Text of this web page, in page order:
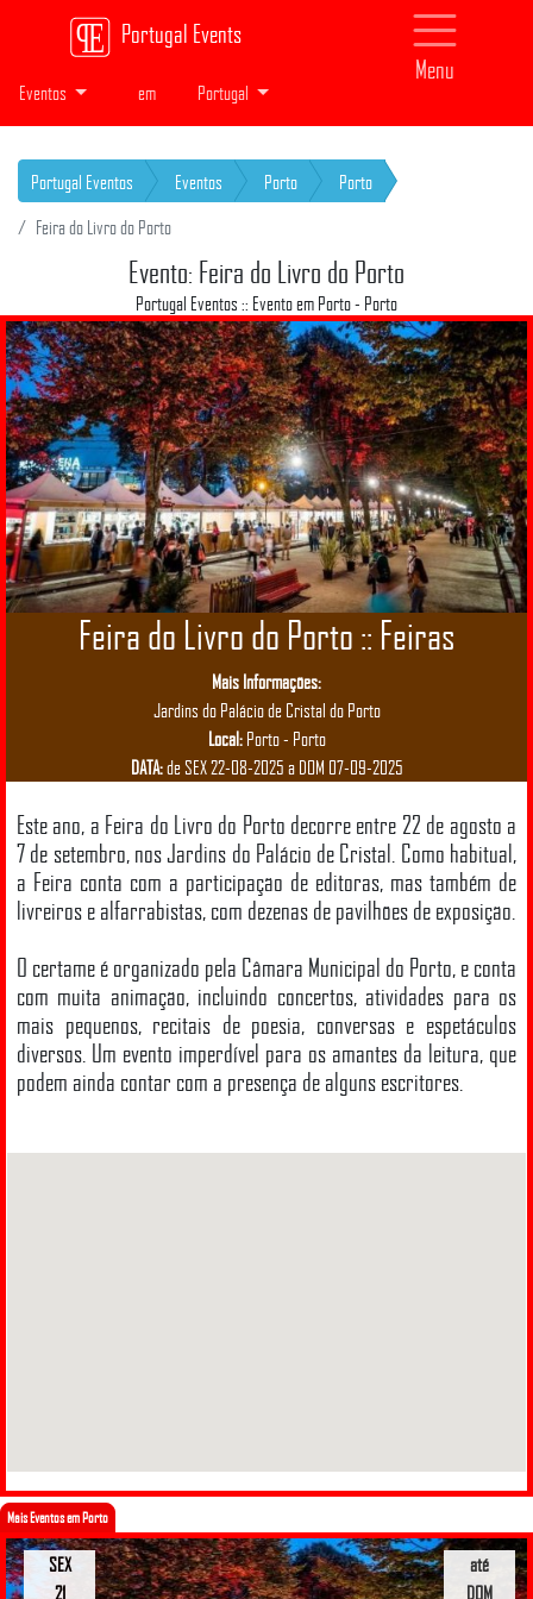
Portugal Events
Menu
Eventos em Portugal
Portugal Eventos Eventos Porto
Porto
Feira do Livro do Porto
Evento: Feira do Livro do Porto
Portugal Eventos :: Evento em Porto - Porto
Feira do Livro do Porto :: Feiras
Mais Informações:
Jardins do Palácio de Cristal do Porto
Local:Porto - Porto
DATA:de SEX 22-08-2025 a DOM 07-09-2025
Este ano, a Feira do Livro do Porto decorre entre 22 de agosto a
7 de setembro, nos Jardins do Palácio de Cristal. Como habitual,
a Feira conta com a participação de editoras, mas também de
livreiros e alfarrabistas, com dezenas de pavilhões de exposição.
O certame é organizado pela Câmara Municipal do Porto, e conta
com muita animação, incluindo concertos, atividades para os
mais pequenos, recitais de poesia, conversas e espetáculos
diversos. Um evento imperdível para os amantes da leitura, que
podem ainda contar com a presença de alguns escritores.
Mais Eventos em Porto
até
DOM
SEX
21